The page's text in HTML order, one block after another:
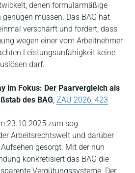
denen formularmäßige
müssen. Das BAG hat
verschärft und fordert, dass
wegen einer vom Arbeitnehmer
Leistungsunfähigkeit keine
darf.
im Fokus: Der Paarvergleich als
des BAG, ZAU 2026, 423
23.10.2025 zum sog.
Arbeitsrechtswelt und darüber
gesorgt. Mit der nun
konkretisiert das BAG die
Vergütungssysteme. Der